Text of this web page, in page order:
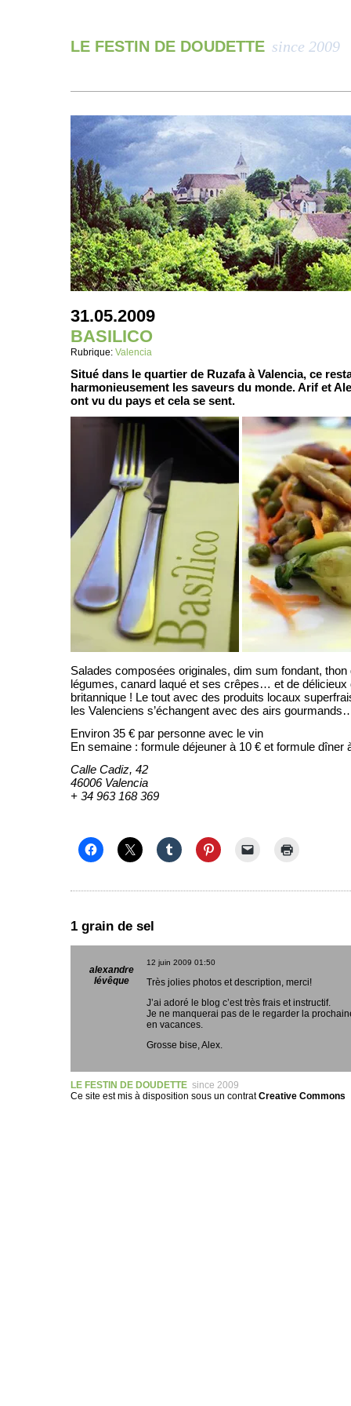
LE FESTIN DE DOUDETTE since 2009
31.05.2009
BASILICO
Rubrique: Valencia
Situé dans le quartier de Ruzafa à Valencia, ce
harmonieusement les saveurs du monde. Arif et
ont vu du pays et cela se sent.
Salades composées originales, dim sum fondant,
légumes, canard laqué et ses crêpes… et de délicieux
britannique ! Le tout avec des produits locaux
les Valenciens s’échangent avec des airs
Environ 35 € par personne avec le vin
En semaine : formule déjeuner à 10 € et formule dîner
Calle Cadiz, 42
46006 Valencia
+ 34 963 168 369
1 grain de sel
alexandre
lévêque
12 juin 2009 01:50
Très jolies photos et description, merci!
J’ai adoré le blog c’est très frais et instructif.
Je ne manquerai pas de le regarder la
en vacances.
Grosse bise, Alex.
LE FESTIN DE DOUDETTE since 2009
Ce site est mis à disposition sous un contratCreative Commons